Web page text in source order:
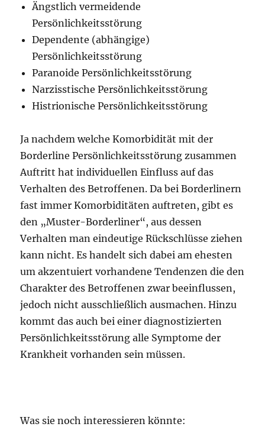
Ängstlich vermeidende
Persönlichkeitsstörung
Dependente (abhängige)
Persönlichkeitsstörung
Paranoide Persönlichkeitsstörung
Narzisstische Persönlichkeitsstörung
Histrionische Persönlichkeitsstörung
Ja nachdem welche Komorbidität mit der
Borderline Persönlichkeitsstörung zusammen
Auftritt hat individuellen Einfluss auf das
Verhalten des Betroffenen. Da bei Borderlinern
fast immer Komorbiditäten auftreten, gibt es
den „Muster-Borderliner“, aus dessen
Verhalten man eindeutige Rückschlüsse ziehen
kann nicht. Es handelt sich dabei am ehesten
um akzentuiert vorhandene Tendenzen die den
Charakter des Betroffenen zwar beeinflussen,
jedoch nicht ausschließlich ausmachen. Hinzu
kommt das auch bei einer diagnostizierten
Persönlichkeitsstörung alle Symptome der
Krankheit vorhanden sein müssen.
Was sie noch interessieren könnte: